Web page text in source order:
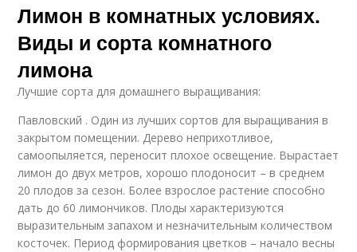
Лимон в комнатных условиях.
Виды и сорта комнатного
лимона
Лучшие сорта для домашнего выращивания:
Павловский . Один из лучших сортов для выращивания в
закрытом помещении. Дерево неприхотливое,
самоопыляется, переносит плохое освещение. Вырастает
лимон до двух метров, хорошо плодоносит – в среднем
20 плодов за сезон. Более взрослое растение способно
дать до 60 лимончиков. Плоды характеризуются
выразительным запахом и незначительным количеством
косточек. Период формирования цветков – начало весны